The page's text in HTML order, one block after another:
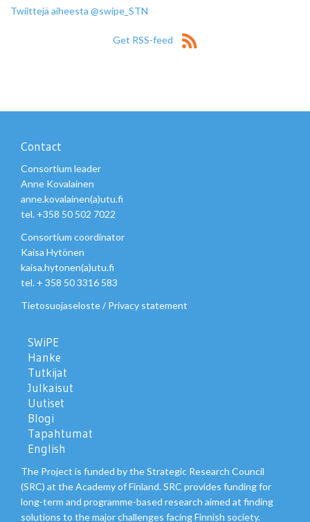
Twiittejä aiheesta @swipe_STN
Get RSS-feed
Contact
Consortium leader
Anne Kovalainen
anne.kovalainen(a)utu.fi
tel. +358 50 502 7022
Consortium coordinator
Kaisa Hytönen
kaisa.hytonen(a)utu.fi
tel. + 358 50 3316 583
Tietosuojaseloste/ Privacy statement
SWiPE
Hanke
Tutkijat
Julkaisut
Uutiset
Blogi
Tapahtumat
English
The Project is funded by the Strategic Research Council
(SRC) at the Academy of Finland. SRC provides funding for
long-term and programme-based research aimed at finding
solutions to the major challenges facing Finnish society.